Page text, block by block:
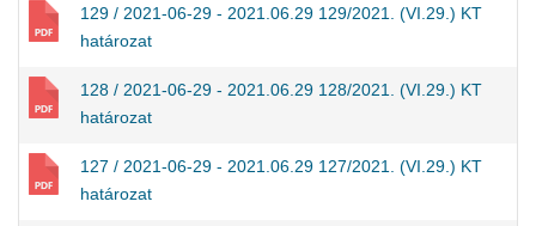
129 / 2021-06-29 - 2021.06.29 129/2021. (VI.29.) KT
határozat
128 / 2021-06-29 - 2021.06.29 128/2021. (VI.29.) KT
határozat
127 / 2021-06-29 - 2021.06.29 127/2021. (VI.29.) KT
határozat